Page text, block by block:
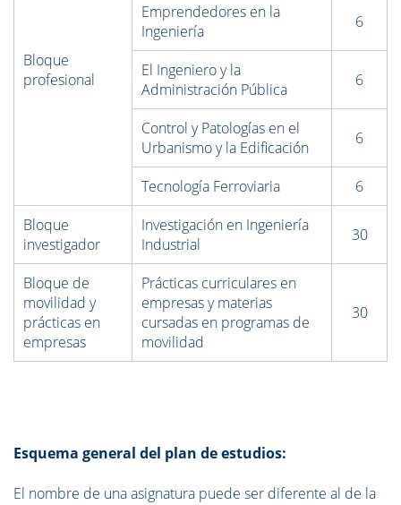
Bloque
profesional
Emprendedores en la
Ingeniería
6
El Ingeniero y la
Administración Pública
6
Control y Patologías en el
Urbanismo y la Edificación
6
Tecnología Ferroviaria
6
Bloque
investigador
Investigación en Ingeniería
Industrial
30
Bloque de
movilidad y
prácticas en
empresas
Prácticas curriculares en
empresas y materias
cursadas en programas de
movilidad
30
Esquema general del plan de estudios:
El nombre de una asignatura puede ser diferente al de la